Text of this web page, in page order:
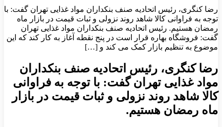
رضا کنگری، رئیس اتحادیه صنف بنکداران مواد غذایی تهران گفت: با
توجه به فراوانی کالا شاهد روند نزولی و ثبات قیمت در بازار ماه
رمضان هستیم. رئیس اتحادیه صنف بنکداران مواد غذایی تهران
گفت: فروشگاه بهاره قرار است در پنج نقطه آغاز به کار کند که این
موضوع به تنظیم بازار کمک می کند و […]
رضا کنگری، رئیس اتحادیه صنف بنکداران
مواد غذایی تهران گفت: با توجه به فراوانی
کالا شاهد روند نزولی و ثبات قیمت در بازار
ماه رمضان هستیم.